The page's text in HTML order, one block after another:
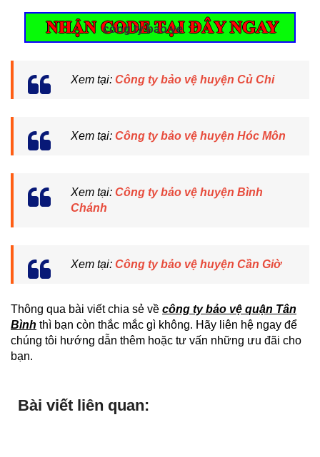
cong ty bao ve
Xem tại: Công ty bảo vệ huyện Củ Chi
Xem tại: Công ty bảo vệ huyện Hóc Môn
Xem tại: Công ty bảo vệ huyện Bình
Chánh
Xem tại: Công ty bảo vệ huyện Cần Giờ
Thông qua bài viết chia sẻ về công ty bảo vệ quận Tân
Bình thì bạn còn thắc mắc gì không. Hãy liên hệ ngay để
chúng tôi hướng dẫn thêm hoặc tư vấn những ưu đãi cho
bạn.
Bài viết liên quan: